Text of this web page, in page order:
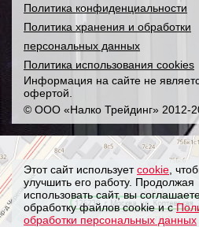
Политика конфиденциальности
Политика хранения и обработки
персональных данных
Политика использования cookies
Информация на сайте не
офертой.
© ООО «Налко Трейдинг» 2012-
Этот сайт используетcookie ,
улучшить его работу. Продолжая
использовать сайт, вы
обработку файлов cookie и с
обработки персональных данных